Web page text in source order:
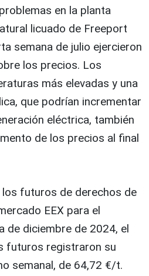
en la planta
licuado de Freeport
semana de julio ejercieron
los precios. Los
más elevadas y una
que podrían incrementar
eléctrica, también
de los precios al final
futuros de derechos de
EEX para el
de diciembre de 2024, el
futuros registraron su
semanal, de 64,72 €/t.